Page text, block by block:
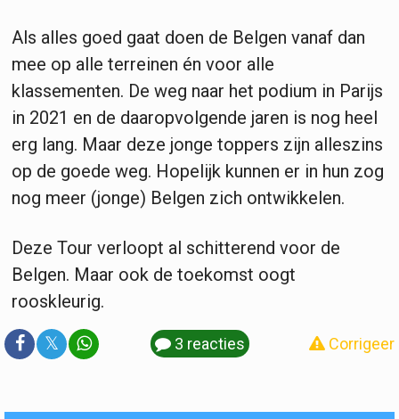
Als alles goed gaat doen de Belgen vanaf dan
mee op alle terreinen én voor alle
klassementen. De weg naar het podium in Parijs
in 2021 en de daaropvolgende jaren is nog heel
erg lang. Maar deze jonge toppers zijn alleszins
op de goede weg. Hopelijk kunnen er in hun zog
nog meer (jonge) Belgen zich ontwikkelen.
Deze Tour verloopt al schitterend voor de
Belgen. Maar ook de toekomst oogt
rooskleurig.
𝕏 3 reacties Corrigeer